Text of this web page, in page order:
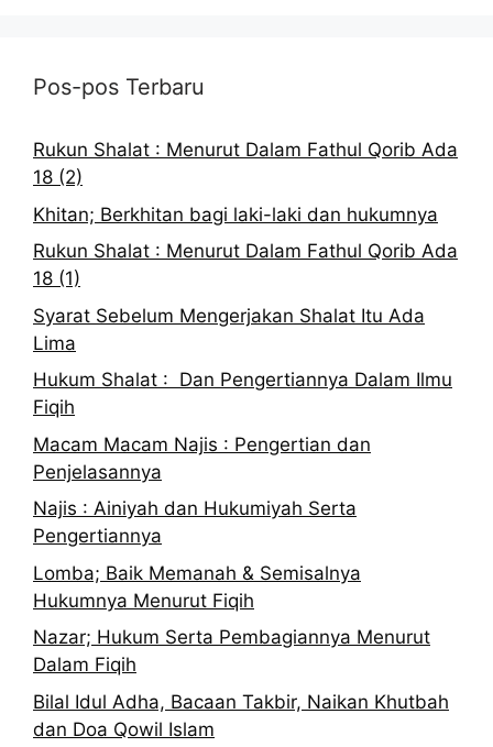
Pos-pos Terbaru
Rukun Shalat : Menurut Dalam Fathul Qorib Ada
18 (2)
Khitan; Berkhitan bagi laki-laki dan hukumnya
Rukun Shalat : Menurut Dalam Fathul Qorib Ada
18 (1)
Syarat Sebelum Mengerjakan Shalat Itu Ada
Lima
Hukum Shalat : Dan Pengertiannya Dalam Ilmu
Fiqih
Macam Macam Najis : Pengertian dan
Penjelasannya
Najis : Ainiyah dan Hukumiyah Serta
Pengertiannya
Lomba; Baik Memanah & Semisalnya
Hukumnya Menurut Fiqih
Nazar; Hukum Serta Pembagiannya Menurut
Dalam Fiqih
Bilal Idul Adha, Bacaan Takbir, Naikan Khutbah
dan Doa Qowil Islam